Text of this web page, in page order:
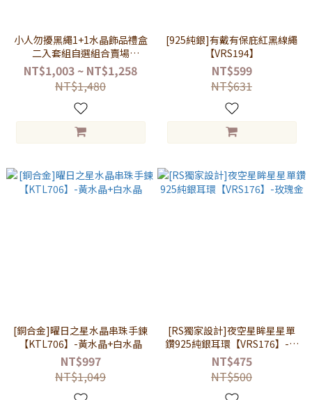
小人勿擾黑繩1+1水晶飾品禮盒
二入套組自選組合賣場
【MMS19402】
NT$1,003 ~ NT$1,258
NT$1,480
[925純銀]有戴有保庇紅黑線繩
【VRS194】
NT$599
NT$631
[銅合金]曜日之星水晶串珠手鍊
【KTL706】-黃水晶+白水晶
NT$997
NT$1,049
[RS獨家設計]夜空星眸星星單
鑽925純銀耳環【VRS176】-玫
瑰金
NT$475
NT$500